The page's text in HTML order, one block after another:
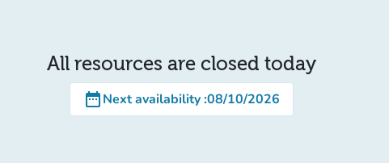
All resources are closed today
date_rangeNext availability:08/10/2026